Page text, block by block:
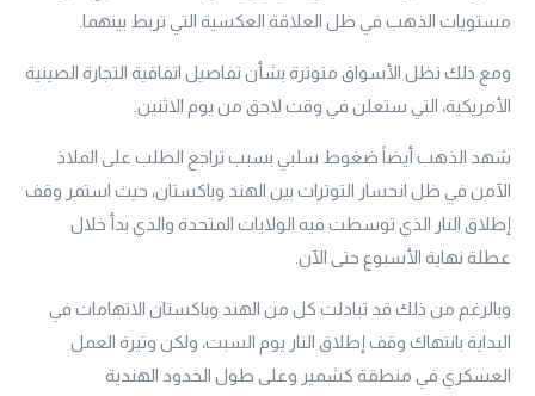
مستويات الذهب في ظل العلاقة العكسية التي تربط بينهما.
ومع ذلك تظل الأسواق متوترة بشأن تفاصيل اتفاقية التجارة الصينية
الأمريكية، التي ستعلن في وقت لاحق من يوم الاثنين.
شهد الذهب أيضاً ضغوط سلبي بسبب تراجع الطلب على الملاذ
الآمن في ظل انحسار التوترات بين الهند وباكستان، حيث استمر وقف
إطلاق النار الذي توسطت فيه الولايات المتحدة والذي بدأ خلال
عطلة نهاية الأسبوع حتى الآن.
وبالرغم من ذلك قد تبادلت كل من الهند وباكستان الاتهامات في
البداية بانتهاك وقف إطلاق النار يوم السبت، ولكن وتيرة العمل
العسكري في منطقة كشمير وعلى طول الحدود الهندية